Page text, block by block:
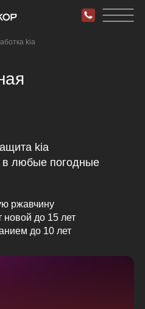
kia
kia
в любые погодные
ржавчину
до 15 лет
до 10 лет